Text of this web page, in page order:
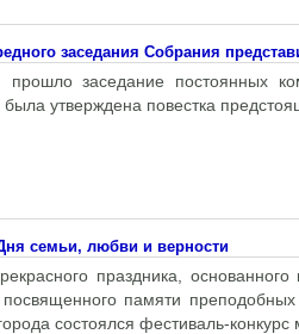
заседания Собрания
прошло заседание постоянных
была утверждена повестка
семьи, любви и верности
праздника,
посвященного памяти
состоялся фестиваль-